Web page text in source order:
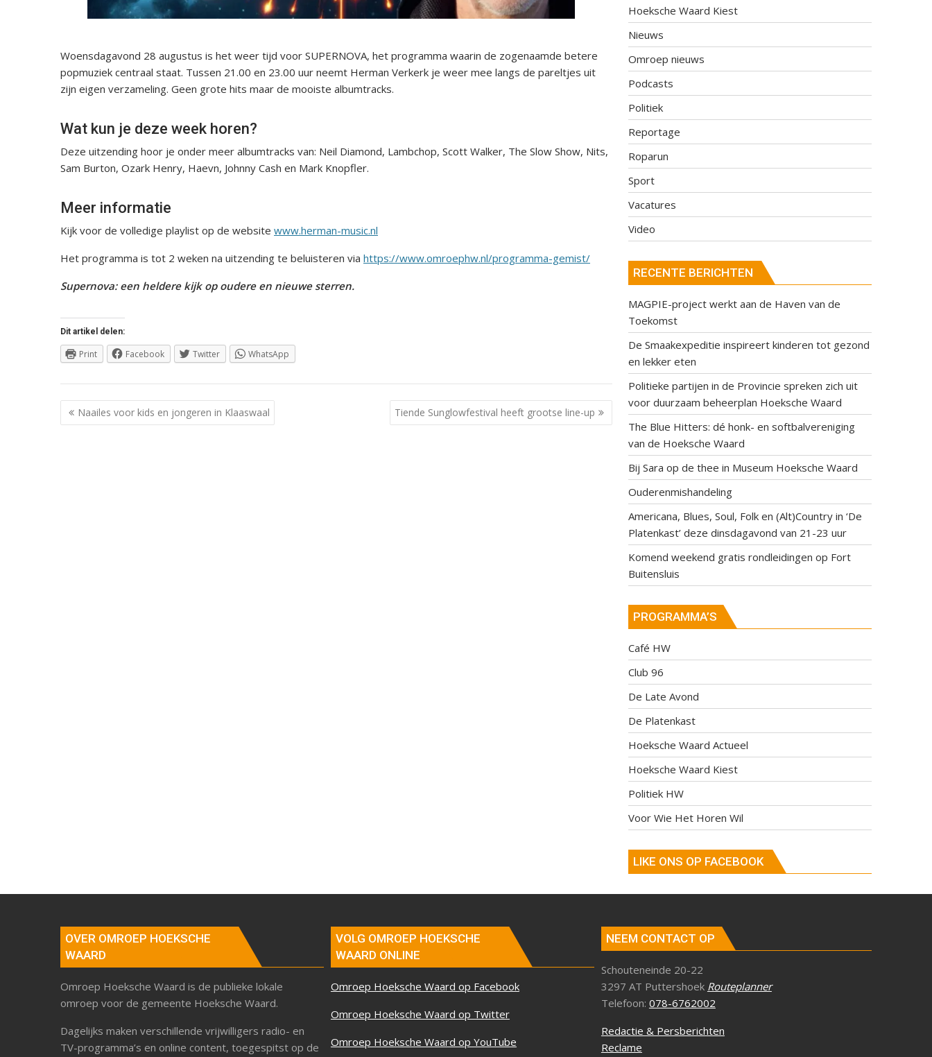
Woensdagavond 28 augustus is het weer tijd voor SUPERNOVA, het programma waarin de zogenaamde betere
popmuziek centraal staat. Tussen 21.00 en 23.00 uur neemt Herman Verkerk je weer mee langs de pareltjes uit
zijn eigen verzameling. Geen grote hits maar de mooiste albumtracks.
Wat kun je deze week horen?
Deze uitzending hoor je onder meer albumtracks van: Neil Diamond, Lambchop, Scott Walker, The Slow Show, Nits,
Sam Burton, Ozark Henry, Haevn, Johnny Cash en Mark Knopfler.
Meer informatie
Kijk voor de volledige playlist op de website www.herman-music.nl
Het programma is tot 2 weken na uitzending te beluisteren via https://www.omroephw.nl/programma-gemist/
Supernova: een heldere kijk op oudere en nieuwe sterren.
Dit artikel delen:
Print Facebook Twitter WhatsApp
Berichtnavigatie
Naailes voor kids en jongeren in Klaaswaal Tiende Sunglowfestival heeft grootse line-up
Hoeksche Waard Kiest
Nieuws
Omroep nieuws
Podcasts
Politiek
Reportage
Roparun
Sport
Vacatures
Video
RECENTE BERICHTEN
MAGPIE-project werkt aan de Haven van de
Toekomst
De Smaakexpeditie inspireert kinderen tot gezond
en lekker eten
Politieke partijen in de Provincie spreken zich uit
voor duurzaam beheerplan Hoeksche Waard
The Blue Hitters: dé honk- en softbalvereniging
van de Hoeksche Waard
Bij Sara op de thee in Museum Hoeksche Waard
Ouderenmishandeling
Americana, Blues, Soul, Folk en (Alt)Country in ‘De
Platenkast’ deze dinsdagavond van 21-23 uur
Komend weekend gratis rondleidingen op Fort
Buitensluis
PROGRAMMA’S
Café HW
Club 96
De Late Avond
De Platenkast
Hoeksche Waard Actueel
Hoeksche Waard Kiest
Politiek HW
Voor Wie Het Horen Wil
LIKE ONS OP FACEBOOK
OVER OMROEP HOEKSCHE
WAARD
Omroep Hoeksche Waard is de publieke lokale
omroep voor de gemeente Hoeksche Waard.
Dagelijks maken verschillende vrijwilligers radio- en
TV-programma’s en online content, toegespitst op de
VOLG OMROEP HOEKSCHE
WAARD ONLINE
Omroep Hoeksche Waard op Facebook
Omroep Hoeksche Waard op Twitter
Omroep Hoeksche Waard op YouTube
NEEM CONTACT OP
Schouteneinde 20-22
3297 AT Puttershoek Routeplanner
Telefoon: 078-6762002
Redactie & Persberichten
Reclame